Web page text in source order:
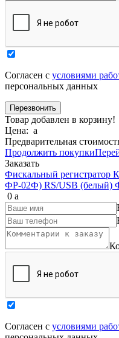
Согласен с условиями
персональных данных
Товар добавлен в корзину!
Цена: a
Предварительная
Продолжить покупки
Заказать
Фискальный
ФР-02Ф) RS/USB (белый)
0 a
Согласен с условиями